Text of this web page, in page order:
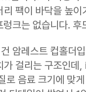
팩이 바닥을 높
크는 없습니다. 후
암레스트 컵홀더
가 걸리는 구조인데
로 음료 크기에 맞